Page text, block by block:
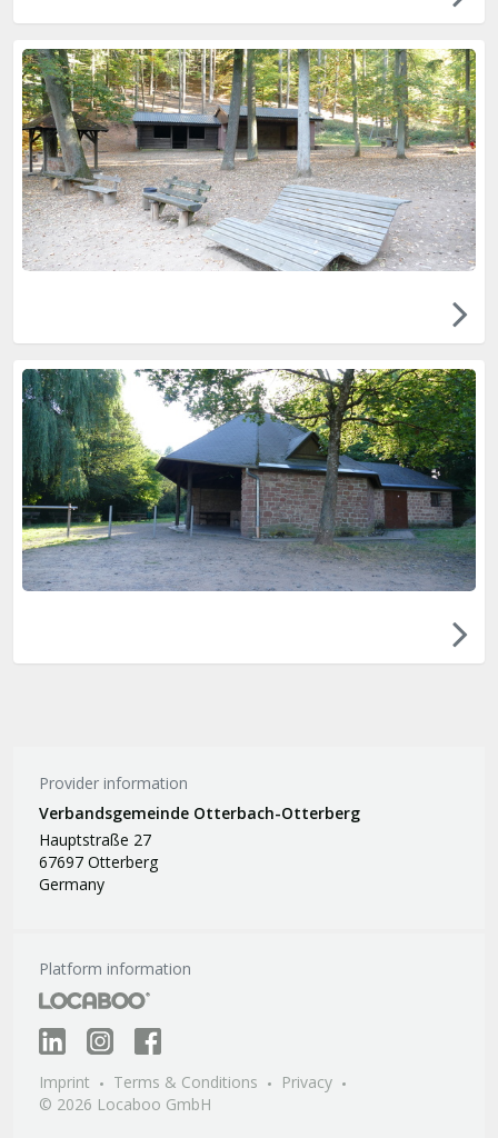
Provider information
Verbandsgemeinde Otterbach-Otterberg
Hauptstraße 27
67697 Otterberg
Germany
Platform information
Imprint Terms & Conditions
Privacy
© 2026 Locaboo GmbH